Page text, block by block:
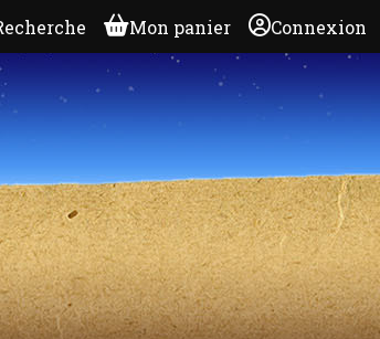
Mon panier Connexion